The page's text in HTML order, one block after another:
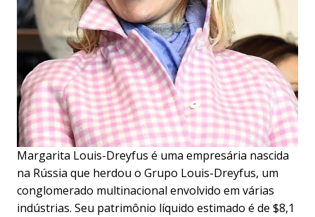
Margarita Louis-Dreyfus é uma empresária nascida
na Rússia que herdou o Grupo Louis-Dreyfus, um
conglomerado multinacional envolvido em várias
indústrias. Seu patrimônio líquido estimado é de $8,1